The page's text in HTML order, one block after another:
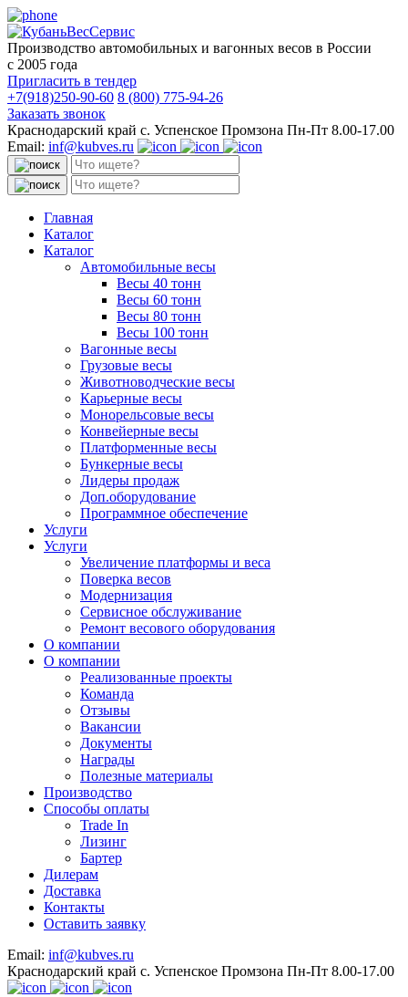
Производство автомобильных и вагонных весов в России
с 2005 года
Пригласить в тендер
+7(918)250-90-60 8 (800) 775-94-26
Заказать звонок
Краснодарский край с. Успенское Промзона Пн-Пт 8.00-17.00
Email: inf@kubves.ru
Поиск:
Поиск:
Главная
Каталог
Каталог
Автомобильные весы
Весы 40 тонн
Весы 60 тонн
Весы 80 тонн
Весы 100 тонн
Вагонные весы
Грузовые весы
Животноводческие весы
Карьерные весы
Монорельсовые весы
Конвейерные весы
Платформенные весы
Бункерные весы
Лидеры продаж
Доп.оборудование
Программное обеспечение
Услуги
Услуги
Увеличение платформы и веса
Поверка весов
Модернизация
Сервисное обслуживание
Ремонт весового оборудования
О компании
О компании
Реализованные проекты
Команда
Отзывы
Вакансии
Документы
Награды
Полезные материалы
Производство
Способы оплаты
Trade In
Лизинг
Бартер
Дилерам
Доставка
Контакты
Оставить заявку
Email: inf@kubves.ru
Краснодарский край с. Успенское Промзона Пн-Пт 8.00-17.00